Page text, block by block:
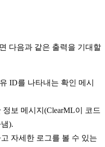
다음과 같은 출력을 기대할
ID를 나타내는 확인 메시
보 메시지(ClearML이 코드
).
자세한 로그를 볼 수 있는